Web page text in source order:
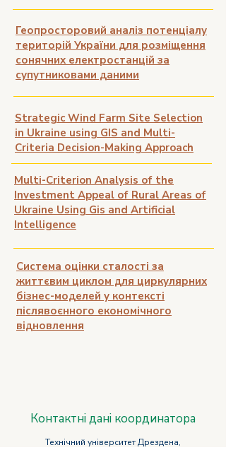
Геопросторовий аналіз потенціалу
територій України для розміщення
сонячних електростанцій за
супутниковами даними
Strategic Wind Farm Site Selection
in Ukraine using GIS and Multi-
Criteria Decision-Making Approach
Multi-Criterion Analysis of the
Investment Appeal of Rural Areas of
Ukraine Using Gis and Artificial
Intelligence
Система оцінки сталості за
життєвим циклом для циркулярних
бізнес-моделей у контексті
післявоєнного економічного
відновлення
Контактні дані координатора
Технічний університет Дрездена,